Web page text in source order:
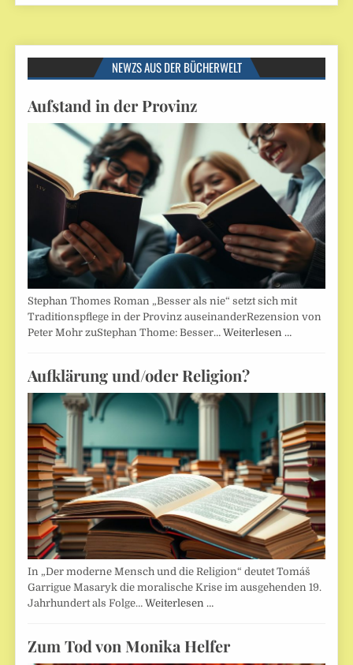
NEWZS AUS DER BÜCHERWELT
Aufstand in der Provinz
Stephan Thomes Roman „Besser als nie“ setzt sich mit
Traditionspflege in der Provinz auseinanderRezension von
Peter Mohr zuStephan Thome: Besser…Weiterlesen …
Aufklärung und/oder Religion?
In „Der moderne Mensch und die Religion“ deutet Tomáš
Garrigue Masaryk die moralische Krise im ausgehenden 19.
Jahrhundert als Folge…Weiterlesen …
Zum Tod von Monika Helfer